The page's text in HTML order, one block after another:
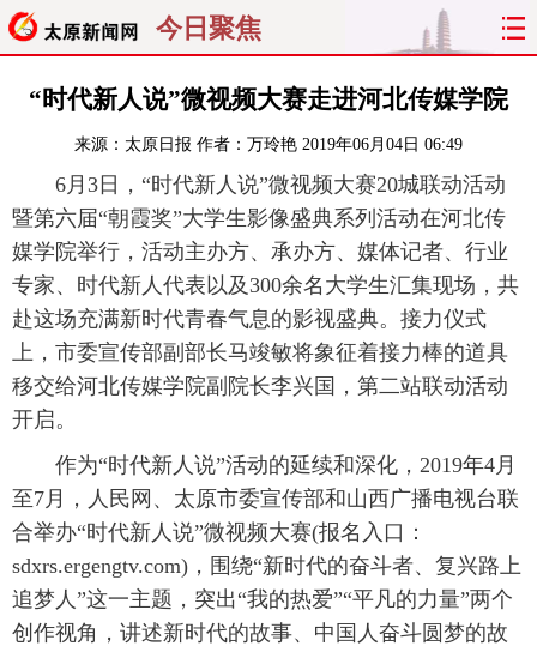
今日聚焦
首页 聚焦 太原 山西
经济 关注 文明 出行
纵横 曝光 综合 专题
旅游 理财 政务 教育
看天下 晋月读 最太原 网罗民生
太原日报 太原晚报 热评 社区
“时代新人说”微视频大赛走进河北传媒学院
来源： 太原日报 作者：万玲艳 2019年06月04日 06:49
6月3日，“时代新人说”微视频大赛20城联动活动
暨第六届“朝霞奖”大学生影像盛典系列活动在河北传
媒学院举行，活动主办方、承办方、媒体记者、行业
专家、时代新人代表以及300余名大学生汇集现场，共
赴这场充满新时代青春气息的影视盛典。接力仪式
上，市委宣传部副部长马竣敏将象征着接力棒的道具
移交给河北传媒学院副院长李兴国，第二站联动活动
开启。
作为“时代新人说”活动的延续和深化，2019年4月
至7月，人民网、太原市委宣传部和山西广播电视台联
合举办“时代新人说”微视频大赛(报名入口：
sdxrs.ergengtv.com)，围绕“新时代的奋斗者、复兴路上
追梦人”这一主题，突出“我的热爱”“平凡的力量”两个
创作视角，讲述新时代的故事、中国人奋斗圆梦的故